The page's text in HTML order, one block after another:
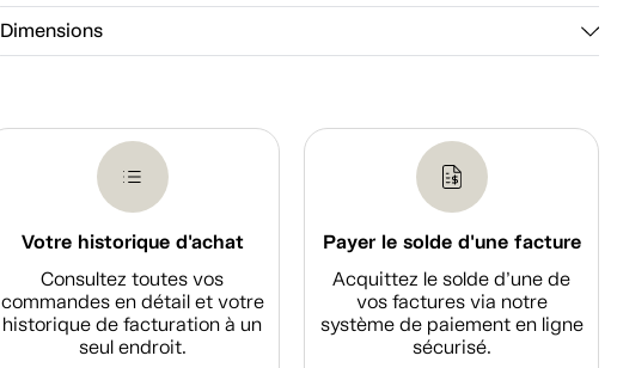
Dimensions
Votre historique d'achat
Consultez toutes vos
commandes en détail et votre
historique de facturation à un
seul endroit.
Payer le solde d'une facture
Acquittez le solde d’une de
vos factures via notre
système de paiement en ligne
sécurisé.